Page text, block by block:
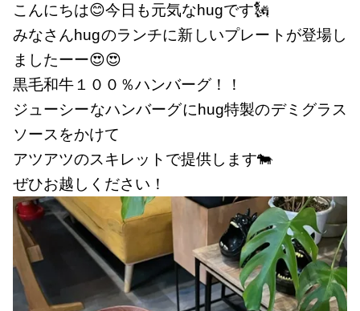
こんにちは😊今日も元気なhugです🗽
みなさんhugのランチに新しいプレートが登場し
ましたーー😍😍
黒毛和牛１００％ハンバーグ！！
ジューシーなハンバーグにhug特製のデミグラス
ソースをかけて
アツアツのスキレットで提供します🐄
ぜひお越しください！